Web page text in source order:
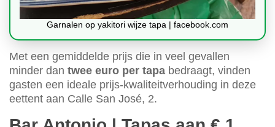
Garnalen op yakitori wijze tapa | facebook.com
Met een gemiddelde prijs die in veel gevallen
minder dan twee euro per tapa bedraagt, vinden
gasten een ideale prijs-kwaliteitverhouding in deze
eettent aan Calle San José, 2.